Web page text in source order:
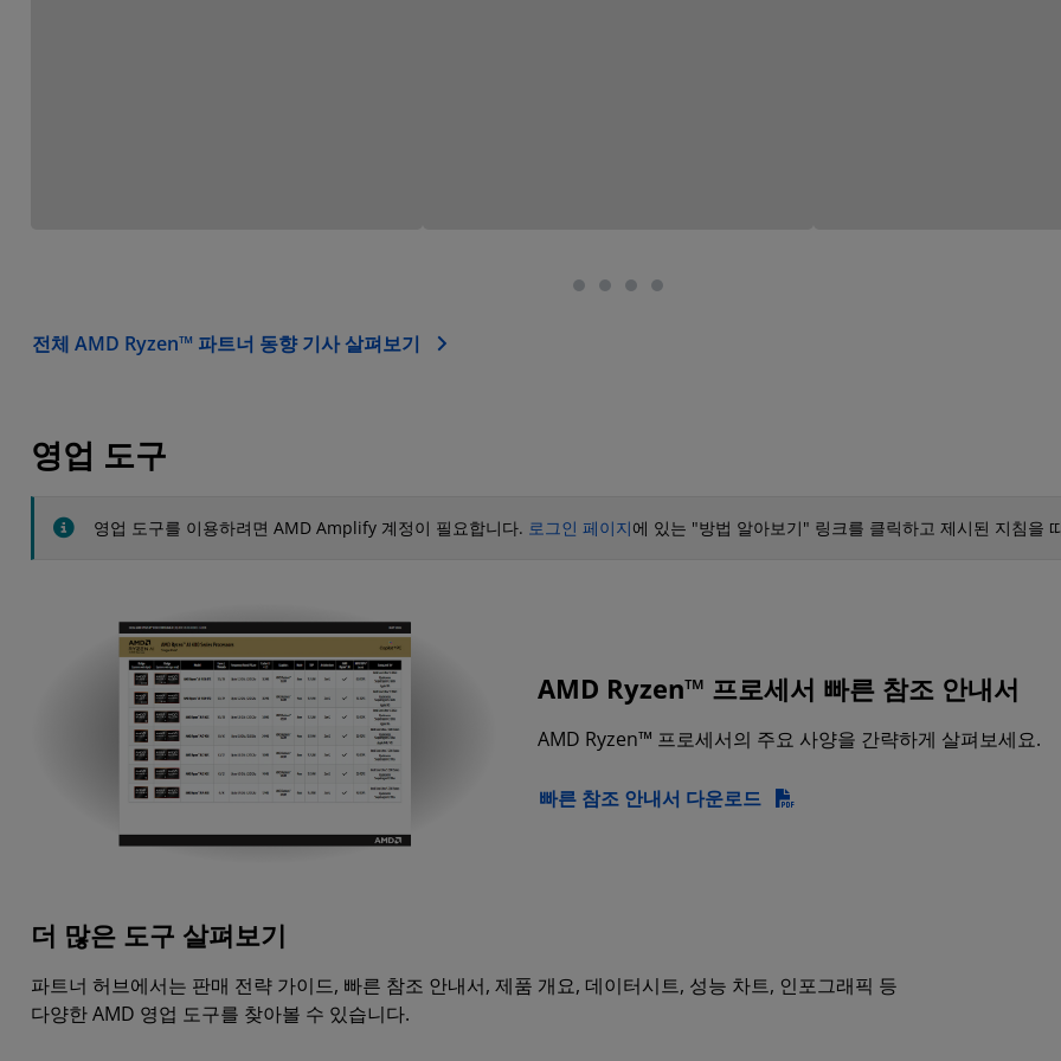
전체 AMD Ryzen™ 파트너 동향 기사 살펴보기
영업 도구
영업 도구를 이용하려면 AMD Amplify 계정이 필요합니다. 로그인 페이지에 있는 "방법 알아보기" 링크를 클릭하고 제시된 지침을
AMD Ryzen™ 프로세서 빠른 참조 안내서
AMD Ryzen™ 프로세서의 주요 사양을 간략하게 살펴보세요.
빠른 참조 안내서 다운로드
더 많은 도구 살펴보기
파트너 허브에서는 판매 전략 가이드, 빠른 참조 안내서, 제품 개요, 데이터시트, 성능 차트, 인포그래픽 등
다양한 AMD 영업 도구를 찾아볼 수 있습니다.